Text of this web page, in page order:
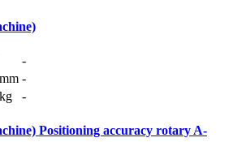
-
mm -
kg -
Positioning accuracy rotary A-